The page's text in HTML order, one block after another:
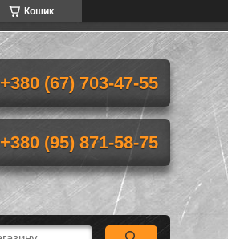
Кошик
+380 (67) 703-47-55
+380 (95) 871-58-75